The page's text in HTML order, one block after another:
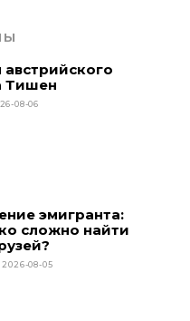
Тишен
08-06
эмигранта:
сложно найти
2026-08-05